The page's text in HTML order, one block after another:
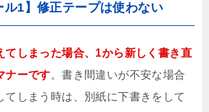
ル1】修正テープは使わない
てしまった場合、1から新しく書き直
ナーです。書き間違いが不安な場合
てしまう時は、別紙に下書きをして